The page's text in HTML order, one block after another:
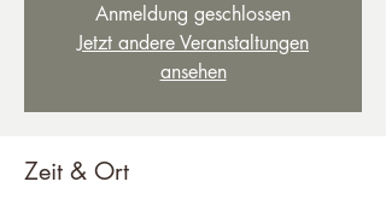
Anmeldung geschlossen
Jetzt andere Veranstaltungen
ansehen
Zeit & Ort